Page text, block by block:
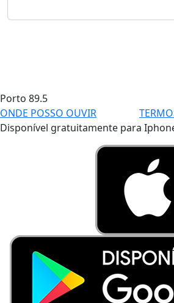
Porto 89.5
ONDE POSSO OUVIR
Disponível gratuitamente para